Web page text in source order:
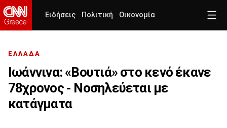
Ειδήσεις Πολιτική Οικονομία
ΕΛΛΑΔΑ
Ιωάννινα: «Βουτιά» στο κενό έκανε
78χρονος - Νοσηλεύεται με
κατάγματα